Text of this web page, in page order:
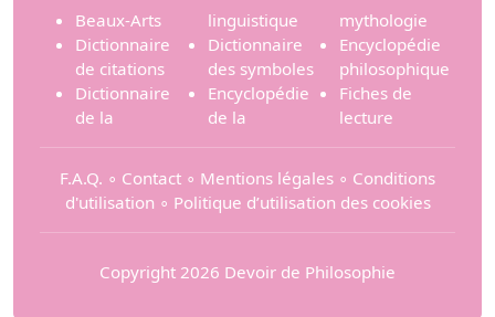
Beaux-Arts
Dictionnaire
de citations
Dictionnaire
de la
linguistique
Dictionnaire
des symboles
Encyclopédie
de la
mythologie
Encyclopédie
philosophique
Fiches de
lecture
F.A.Q. ∘ Contact ∘ Mentions légales ∘ Conditions
d'utilisation ∘ Politique d’utilisation des cookies
Copyright 2026 Devoir de Philosophie